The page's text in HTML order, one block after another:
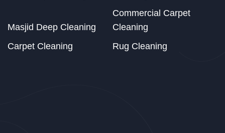
Masjid Deep Cleaning
Commercial Carpet
Cleaning
Carpet Cleaning
Rug Cleaning